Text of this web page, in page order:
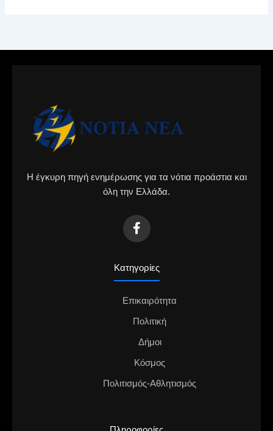
Η έγκυρη πηγή ενημέρωσης για τα νότια προάστια και
όλη την Ελλάδα.
Κατηγορίες
Επικαιρότητα
Πολιτική
Δήμοι
Κόσμος
Πολιτισμός-Αθλητισμός